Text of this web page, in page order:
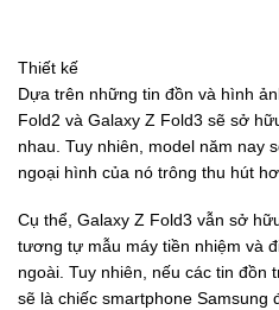
Thiết kế
Dựa trên những tin đồn và hình
Fold2 và Galaxy Z Fold3 sẽ sở
nhau. Tuy nhiên, model năm nay
ngoại hình của nó trông thu hút
Cụ thể, Galaxy Z Fold3 vẫn sở
tương tự mẫu máy tiền nhiệm và
ngoài. Tuy nhiên, nếu các tin đồn
sẽ là chiếc smartphone Samsung